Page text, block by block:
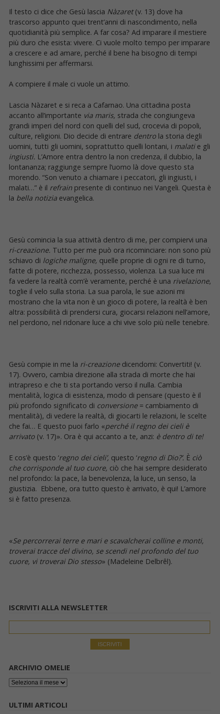
Il testo ci dice che Gesù lascia Nàzaret(v. 13) dove ha
trascorso appunto quei trent’anni di nascondimento, nella
quotidianità più semplice. A far cosa? Ad imparare il mestiere
più duro che esista: vivere. Ci vuole molto tempo per imparare
a crescere e ad amare, perché il bene ha bisogno di tempi
lunghissimi per affermarsi.
A compiere il male ci vuole un attimo.
Lascia Nàzaret e si reca a Cafarnao. Una cittadina posta
accanto all’importante via maris, strada che congiungeva
grandi imperi del nord con quelli del sud, crocevia di popoli,
culture, religioni. Dio decide di entrare dentro la storia degli
uomini, tutti gli uomini, soprattutto quelli lontani, i malati e gli
ingiusti. L’Amore entra dentro la non credenza, il dubbio, la
lontananza; raggiunge sempre l’uomo là dove questo sta
morendo. “Son venuto a chiamare i peccatori, gli ingiusti, i
malati…” è il refrain presente di continuo nei Vangeli. Questa è
la bella notiziaevangelica.
Gesù comincia la sua attività dentro di me, per compiervi una
ri-creazione. Tutto per me può ora ricominciare: non sono più
schiavo di logiche maligne, quelle proprie di ogni re di turno,
fatte di potere, ricchezza, possesso, violenza. La sua luce mi
fa vedere la realtà com’è veramente, perché è una rivelazione,
toglie il velo sulla storia. La sua parola, le sue azioni mi
mostrano che la vita non è un gioco di potere, la realtà è ben
altra: possibilità di prendersi cura, giocarsi relazioni nell’amore,
nel perdono, nel ridonare luce a chi vive solo più nelle tenebre.
Gesù compie in me la ri-creazione dicendomi: Convertiti! (v.
17). Ovvero, cambia direzione alla strada di morte che hai
intrapreso e che ti sta portando verso il nulla. Cambia
mentalità, logica di esistenza, modo di pensare (questo è il
più profondo significato di conversione= cambiamento di
mentalità), di vedere la realtà, di giocarti le relazioni, le scelte
che fai… E questo puoi farlo «perché il regno dei cieli è
arrivato (v. 17)». Ora è qui accanto a te, anzi: è dentro di te!
E cos’è questo ‘regno dei cieli’, questo ‘regno di Dio?’. È ciò
che corrisponde al tuo cuore, ciò che hai sempre desiderato
nel profondo: la pace, la benevolenza, la luce, un senso, la
giustizia. Ebbene, ora tutto questo è arrivato, è qui! L’amore
si è fatto presenza.
«Se percorrerai terre e mari e scavalcherai colline e monti,
troverai tracce del divino, se scendi nel profondo del tuo
cuore, vi troverai Dio stesso» (Madeleine Delbrêl).
ISCRIVITI ALLA NEWSLETTER
ARCHIVIO OMELIE
ULTIMI ARTICOLI